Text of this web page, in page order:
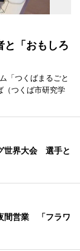
「おもしろ
「つくばまるごと
（つくば市研究学
世界大会 選手と
間営業 「フラワ